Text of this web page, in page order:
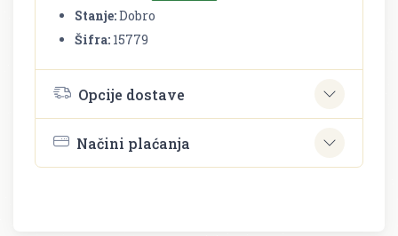
Stanje:Dobro
Šifra: 15779
Opcije dostave
Načini plaćanja